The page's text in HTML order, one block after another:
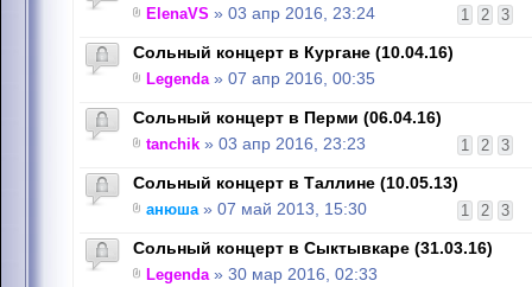
1 2 3
ElenaVS » 03 апр 2016, 23:24
Сольный концерт в Кургане (10.04.16)
Legenda» 07 апр 2016, 00:35
Сольный концерт в Перми (06.04.16)
1 2 3
tanchik » 03 апр 2016, 23:23
Сольный концерт в Таллине (10.05.13)
1 2 3
анюша» 07 май 2013, 15:30
Сольный концерт в Сыктывкаре (31.03.16)
Legenda» 30 мар 2016, 02:33